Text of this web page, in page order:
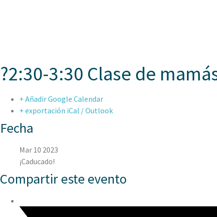
?2:30-3:30 Clase de
+ Añadir Google Calendar
+ exportación iCal / Outlook
Fecha
Mar 10 2023
¡Caducado!
Compartir este evento